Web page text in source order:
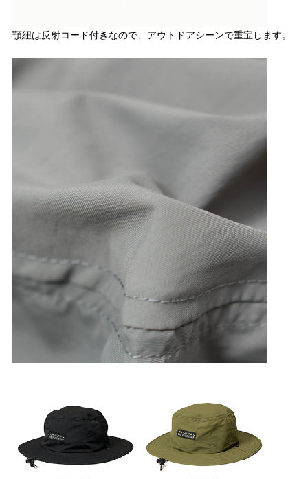
顎紐は反射コード付きなので、アウトドアシーンで重宝します。